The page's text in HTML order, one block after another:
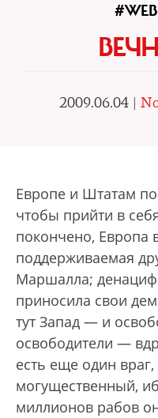
2009.06.04 |
Европе и Штатам
чтобы прийти в
покончено, Европа
поддерживаемая
Маршалла;
приносила свои
тут Запад — и
освободители —
есть еще один
могущественный,
миллионов рабов